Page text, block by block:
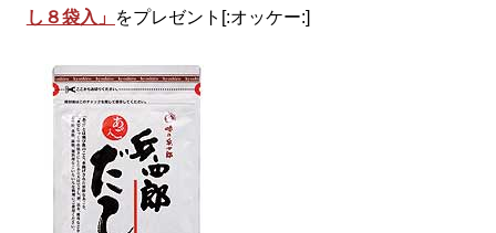
し８袋入」 をプレゼント[:オッケー:]